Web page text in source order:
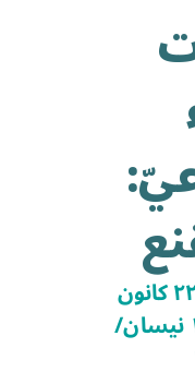
أُتيحت الورشة من ٢٢ كانون
الثّاني/ يناير حتّى ١٥ نيسان/